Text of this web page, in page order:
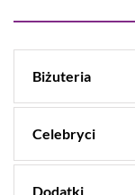
Biżuteria
Celebryci
Dodatki